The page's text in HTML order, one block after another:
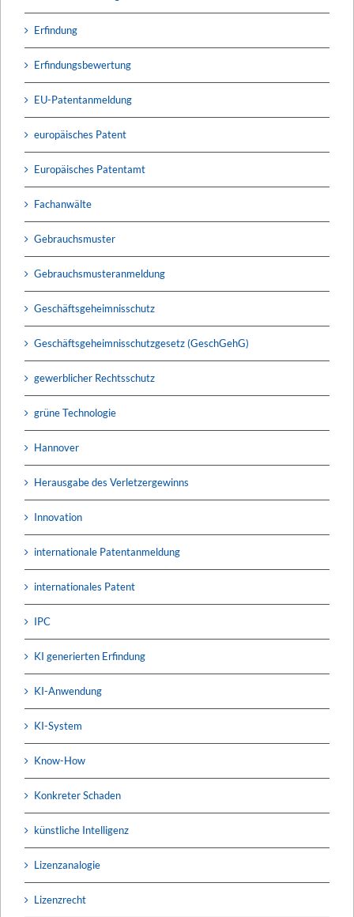
Erfindung
Erfindungsbewertung
EU-Patentanmeldung
europäisches Patent
Europäisches Patentamt
Fachanwälte
Gebrauchsmuster
Gebrauchsmusteranmeldung
Geschäftsgeheimnisschutz
Geschäftsgeheimnisschutzgesetz (GeschGehG)
gewerblicher Rechtsschutz
grüne Technologie
Hannover
Herausgabe des Verletzergewinns
Innovation
internationale Patentanmeldung
internationales Patent
IPC
KI generierten Erfindung
KI-Anwendung
KI-System
Know-How
Konkreter Schaden
künstliche Intelligenz
Lizenzanalogie
Lizenzrecht